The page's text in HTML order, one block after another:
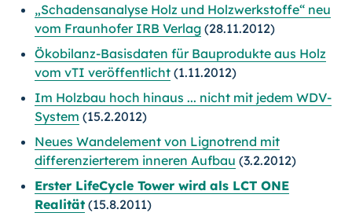
„Schadensanalyse Holz und Holzwerkstoffe“ neu
vom Fraunhofer IRB Verlag (28.11.2012)
Ökobilanz-Basisdaten für Bauprodukte aus Holz
vom vTI veröffentlicht (1.11.2012)
Im Holzbau hoch hinaus ... nicht mit jedem WDV-
System (15.2.2012)
Neues Wandelement von Lignotrend mit
differenzierterem inneren Aufbau (3.2.2012)
Erster LifeCycle Tower wird als LCT ONE
Realität (15.8.2011)